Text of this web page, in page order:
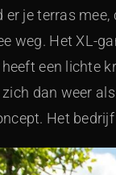
er je terras
weg. Het XL-
heeft een lichte
dan weer
Het